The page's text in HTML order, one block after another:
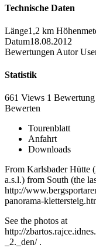
Technische Daten
Länge1,2 km
Datum18.08.2012
Bewertungen Autor
Statistik
661 Views 1 Bewertung
Bewerten
Tourenblatt
Anfahrt
Downloads
From Karlsbader Hütte
a.s.l.) from South (the
http://
panorama-
See the photos at
http://
_2._den/ .